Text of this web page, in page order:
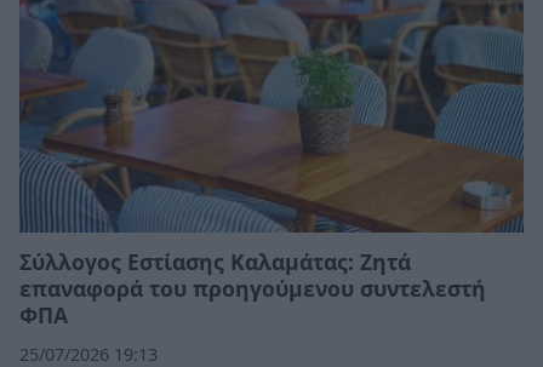
Σύλλογος Εστίασης Καλαμάτας: Ζητά
επαναφορά του προηγούμενου συντελεστή
ΦΠΑ
25/07/2026 19:13